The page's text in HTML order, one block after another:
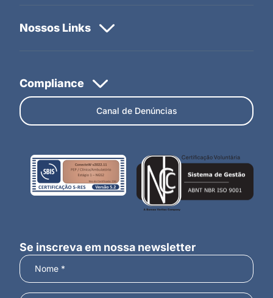
Canal de Denúncias
Se inscreva em nossa newsletter